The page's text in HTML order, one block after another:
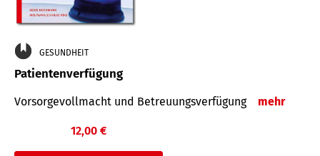
GESUNDHEIT
Patientenverfügung
Vorsorgevollmacht und Betreuungsverfügung mehr
12,00 €